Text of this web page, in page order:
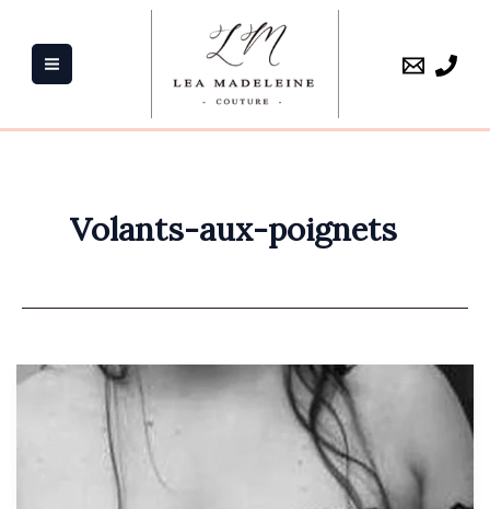
contenu
Volants-aux-poignets